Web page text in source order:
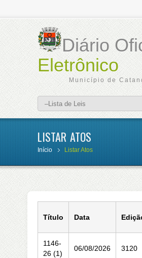
Diário
Eletrônico
Município de
LISTAR ATOS
Início Listar Atos
Título Data
1146-
26 (1)
06/08/2026 3120